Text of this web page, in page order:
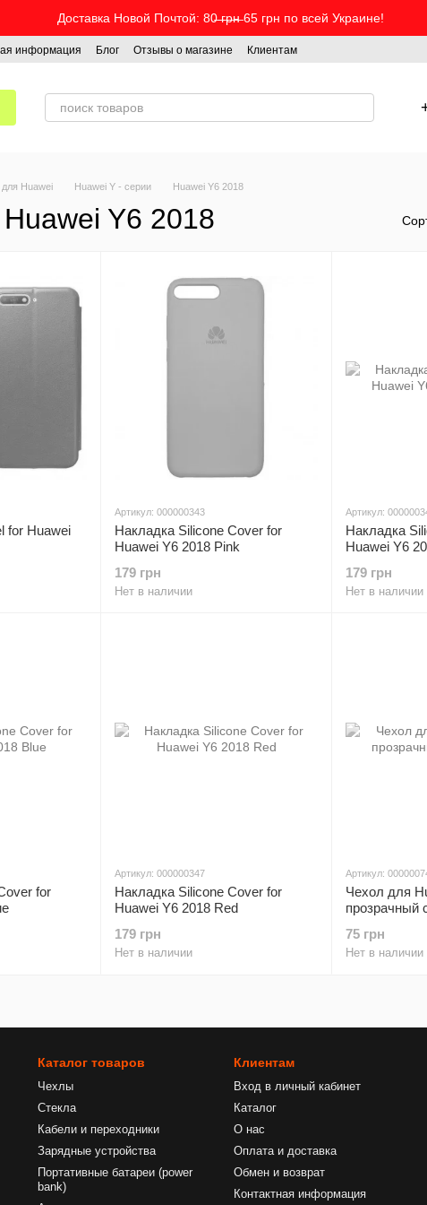
Доставка Новой Почтой: 80̶ ̶г̶р̶н̶ 65 грн по всей Украине!
информация Блог Отзывы о магазине Клиентам
Huawei Huawei Y - серии Huawei Y6 2018
Y6 2018
for Huawei
Артикул: 000000343
Накладка Silicone Cover for
Huawei Y6 2018 Pink
179 грн
Нет в наличии
Артикул:
Накладка
Huawei Y6
179 грн
Нет в наличии
for
Артикул: 000000347
Накладка Silicone Cover for
Huawei Y6 2018 Red
179 грн
Нет в наличии
Артикул:
Чехол для
прозрачный
75 грн
Нет в наличии
Каталог товаров
Чехлы
Стекла
Кабели и переходники
Зарядные устройства
Портативные батареи (power
bank)
Клиентам
Вход в личный кабинет
Каталог
О нас
Оплата и доставка
Обмен и возврат
Контактная информация